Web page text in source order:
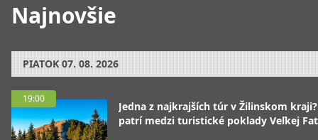
Najnovšie
PIATOK 07. 08. 2026
19:00
Jedna z najkrajších túr v Žilinskom
patrí medzi turistické poklady Veľkej